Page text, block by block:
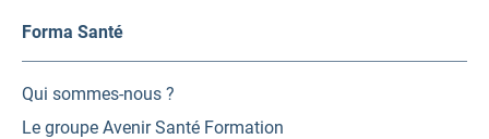
Forma Santé
Qui sommes-nous ?
Le groupe Avenir Santé Formation